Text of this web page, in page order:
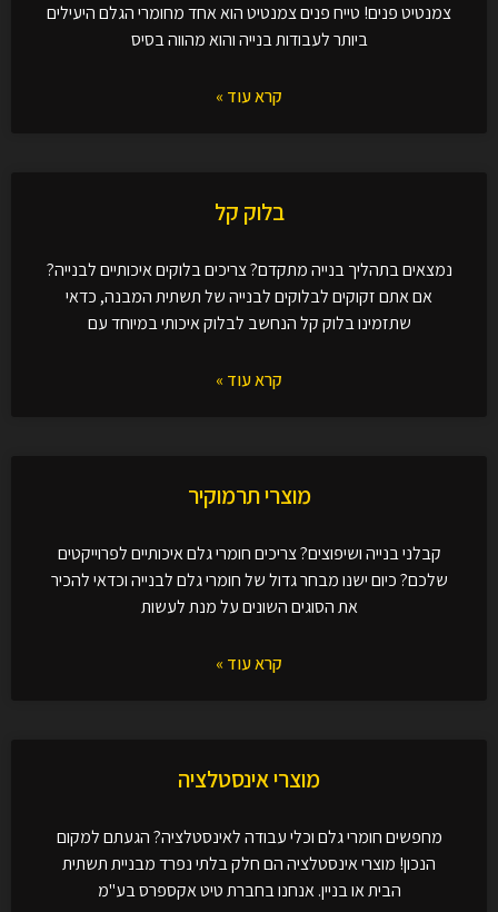
צמנטיט פנים! טייח פנים צמנטיט הוא אחד מחומרי הגלם היעילים
ביותר לעבודות בנייה והוא מהווה בסיס
קרא עוד »
בלוק קל
נמצאים בתהליך בנייה מתקדם? צריכים בלוקים איכותיים לבנייה?
אם אתם זקוקים לבלוקים לבנייה של תשתית המבנה, כדאי
שתזמינו בלוק קל הנחשב לבלוק איכותי במיוחד עם
קרא עוד »
מוצרי תרמוקיר
קבלני בנייה ושיפוצים? צריכים חומרי גלם איכותיים לפרוייקטים
שלכם? כיום ישנו מבחר גדול של חומרי גלם לבנייה וכדאי להכיר
את הסוגים השונים על מנת לעשות
קרא עוד »
מוצרי אינסטלציה
מחפשים חומרי גלם וכלי עבודה לאינסטלציה? הגעתם למקום
הנכון! מוצרי אינסטלציה הם חלק בלתי נפרד מבניית תשתית
הבית או בניין. אנחנו בחברת טיט אקספרס בע"מ